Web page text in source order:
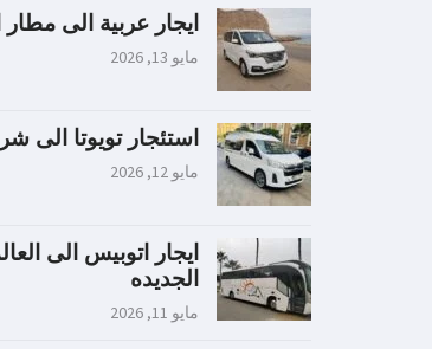
ايجار عربية الى مطار
مايو 13, 2026
استئجار تويوتا الى
مايو 12, 2026
ايجار اتوبيس الى
الجديده
مايو 11, 2026